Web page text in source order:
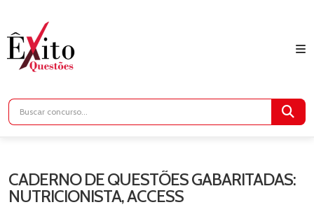
CADERNO DE QUESTÕES GABARITADAS:
NUTRICIONISTA, ACCESS